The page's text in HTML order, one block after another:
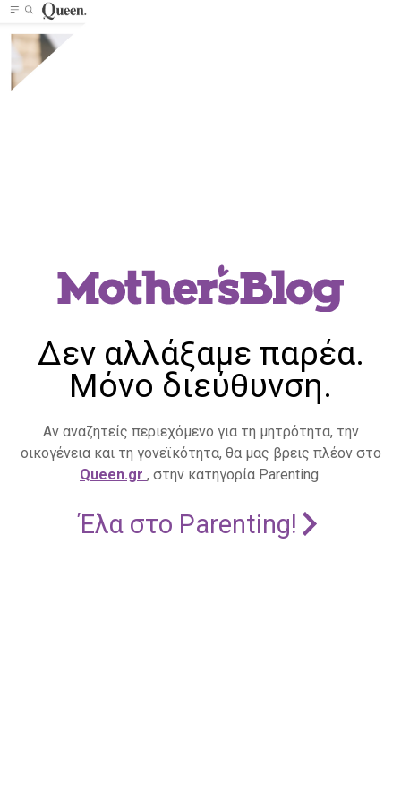
Δεν αλλάξαμε παρέα.
Μόνο διεύθυνση.
Αν αναζητείς περιεχόμενο για τη μητρότητα, την
οικογένεια και τη γονεϊκότητα, θα μας βρεις πλέον στο
Queen.gr , στην κατηγορία Parenting.
Έλα στο Parenting!